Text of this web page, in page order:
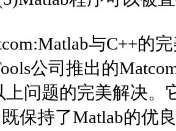
与C++的
公司推出的
上问题的完美解决。
保持了Matlab的优